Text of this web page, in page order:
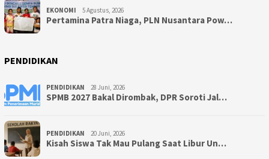
EKONOMI 5 Agustus, 2026
Pertamina Patra Niaga, PLN Nusantara Pow…
PENDIDIKAN
PENDIDIKAN 28 Juni, 2026
SPMB 2027 Bakal Dirombak, DPR Soroti Jal…
PENDIDIKAN 20 Juni, 2026
Kisah Siswa Tak Mau Pulang Saat Libur Un…